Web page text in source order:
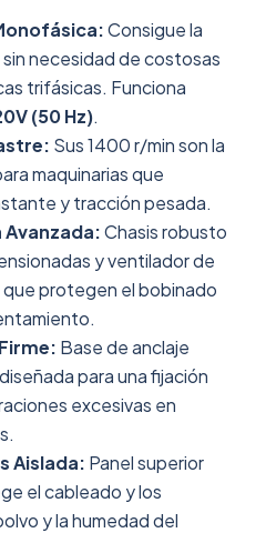
Consigue la
necesidad de costosas
trifásicas. Funciona
(50 Hz).
Sus 1400 r/min son la
maquinarias que
y tracción pesada.
Avanzada:Chasis robusto
y ventilador de
protegen el bobinado
Base de anclaje
para una fijación
excesivas en
Aislada: Panel superior
el cableado y los
y la humedad del